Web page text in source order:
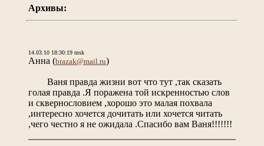
Архивы:
14.03.10 18:30:19 msk
Анна (brazak@mail.ru)
Ваня правда жизни вот что тут ,так сказать
голая правда .Я поражена той искренностью слов
и сквернословием ,хорошо это малая похвала
,интересно хочется дочитать или хочется читать
,чего честно я не ожидала .Спасибо вам Ваня!!!!!!!